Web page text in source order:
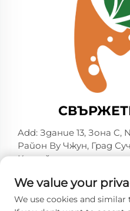
Add: Здание 13, Зона
Район Ву Чжун, Град
Китай
Тел.:
+86-13606218836
Имейл:
[email protected]
We value your
We use cookies and